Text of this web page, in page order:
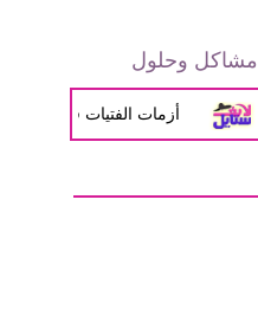
مشاكل وحلول
أزمات الفتيات في سن